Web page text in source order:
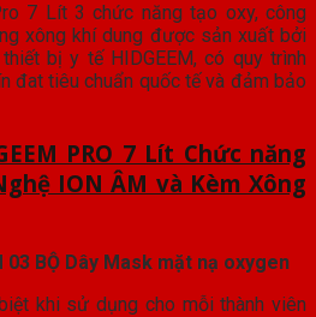
7 Lít 3 chức năng tạo oxy, công
xông khí dung được sản xuất bởi
bị y tế HIDGEEM, có quy trình
đat tiêu chuẩn quốc tế và đảm bảo
PRO 7 Lít Chức năng
ION ÂM và Kèm Xông
03 BỘ Dây Mask mặt nạ oxygen
khi sử dụng cho mỗi thành viên